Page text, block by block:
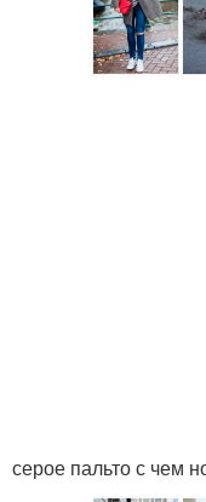
серое пальто с чем